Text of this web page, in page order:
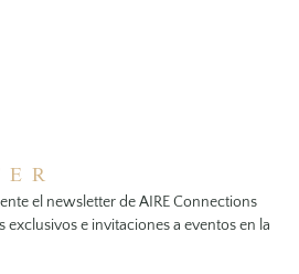
el newsletter de AIRE Connections
e invitaciones a eventos en la